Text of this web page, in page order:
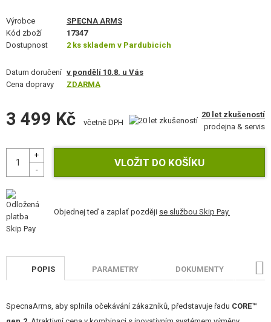
SEBEOBRANA, VÝCVIK, NOŽE
TERČE, STŘELNICE
OUTDOOR A BUSHCRAFT
STAVEBNICE, MODELY
REKLAMNÍ PŘEDMĚTY
POŠKOZENÉ, POUŽITÉ ZBOŽÍ
NOVINKY
KONTAKT
Výrobce
SPECNA ARMS
Kód zboží
17347
Dostupnost
2 ks skladem v Pardubicích
Datum doručení v pondělí 10.8. u Vás
Cena dopravy
ZDARMA
3 499 Kč včetně DPH
20 let zkušeností
prodejna & servis
Objednej teď a zaplať později se službou Skip Pay.
POPIS PARAMETRY DOKUMENTY
SpecnaArms, aby splnila očekávání zákazníků, představuje řadu CORE™